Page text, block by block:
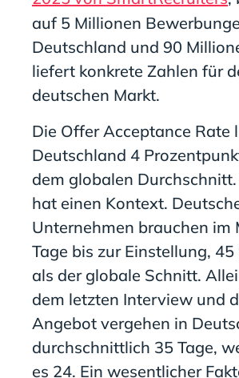
auf 5 Millionen
Deutschland und 90
liefert konkrete Zahlen für
deutschen Markt.
Die Offer Acceptance Rate
Deutschland 4
dem globalen
hat einen Kontext.
Unternehmen brauchen im
Tage bis zur Einstellung,
als der globale Schnitt.
dem letzten Interview und
Angebot vergehen in
durchschnittlich 35 Tage,
es 24. Ein wesentlicher